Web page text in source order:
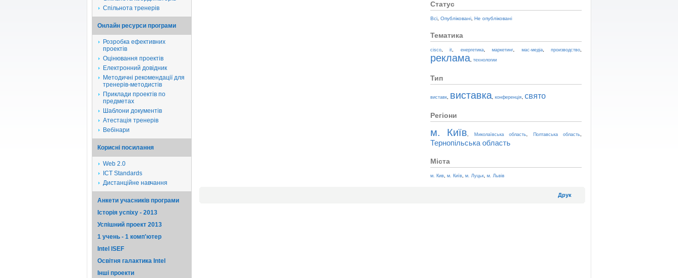
Спільнота тренерів
Онлайн ресурси програми
Розробка ефективних
проектів
Оцінювання проектів
Електронний довідник
Методичні рекомендації для
тренерів-методистів
Приклади проектів по
предметах
Шаблони документів
Атестація тренерів
Вебінари
Корисні посилання
Web 2.0
ICT Standards
Дистанційне навчання
Анкети учасників програми
Історія успіху - 2013
Успішний проект 2013
1 учень - 1 комп'ютер
Intel ISEF
Освітня галактика Intel
Iншi проекти
Статус
Всі Опубліковані Не опубліковані
Тематика
cisco ,it енергетика,маркетинг мас-медіа,производство
реклама технологии
Тип
виставк виставка конференція свято
Регіони
м. Київ Миколаївська область Полтавська область
Тернопільська область
Міста
м. Кив м. Київ м. Луцьк м. Львів
Друк